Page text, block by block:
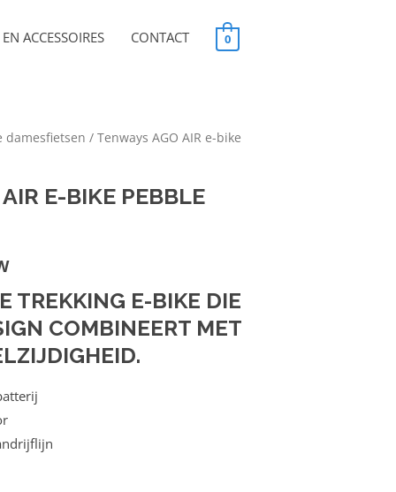
ACCESSOIRES CONTACT 0
damesfietsen / Tenways AGO AIR e-bike
E-BIKE PEBBLE
TREKKING E-BIKE DIE
COMBINEERT MET